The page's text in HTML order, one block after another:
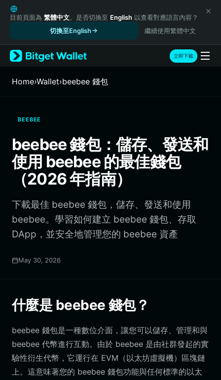
English
日本語
Русский
Español (Latinoamérica)
Türkçe
Italiano
繁體中文
Português (Portugal)
Bahasa Indonesia
ภาษาไทย
Português (Brasil)
Español (Argentina)
目前頁面為 繁體中文。是否切換至 English 以查看對應語言內容？
切換至English
繼續使用繁體中文
立即下載
Home›Wallet›beebee 錢包
BEEBEE
beebee 錢包：儲存、發送和
使用 beebee 的最佳錢包
（2026 年指南）
下載最佳 beebee 錢包，儲存、發送和使用
beebee。學習如何建立 beebee 錢包、存取
DApp，並安全地管理您的 beebee 資產
May 30, 2026
什麼是 beebee 錢包？
beebee 錢包是一種數位介面，讓您可以儲存、管理和與
beebee 代幣進行互動。由於 beebee 是由社群發起的實
驗性衍生代幣，它運行在 EVM（以太坊虛擬機）區塊鏈
上。這意味著您的 beebee 錢包功能與任何標準的以太